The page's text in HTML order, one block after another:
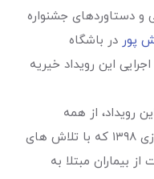
و دستاوردهای جشنواره
پور در باشگاه
این رویداد خیریه
رویداد، از همه
نیروهای داوطلب اجرایی جشنواره نوروزی ۱۳۹۸ که با تلاش های
بیماران مبتلا به